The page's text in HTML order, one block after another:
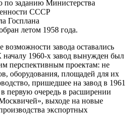
по заданию Министерства
СССР
Госплана
летом 1958 года.
завода оставались
1960-х завод вынужден был
перспективным проектам: не
оборудования, площадей для их
пришедшее на завод в 1961
первую очередь в расширении
выходе на новые
экспортных